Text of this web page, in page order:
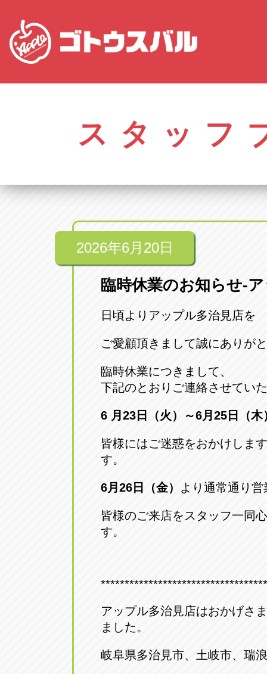
アップル
0561-84-
アップル
0586-28-
アップル
0568-85-
アップル
アップル
アップル
0569-35-
アップル
アップル
愛知県春日井市柏井町4-43-1
アップル春日井中央店
愛知県瀬戸市美濃池町29-1
アップル一宮22号店
愛知県一宮市朝日3-4-12
アップル春日井店
愛知県春日井市八田町2-1-16
アップル名岐バイパス春日店
アップル碧南店
愛知県碧南市立山町4-32-1
アップル常滑店
愛知県常滑市長間37-1
アップル尾張旭店
愛知県尾張旭市印場元町5-2-8
アップル岩倉店
スタッフ
2026年6月20日
臨時休業のお知らせ-
日頃よりアップル多治見店を
ご愛顧頂きまして誠にありが
臨時休業につきまして、
下記のとおりご連絡させてい
6 月23日（火）～6月25日（木
皆様にはご迷惑をおかけしま
す。
6月26日（金） より通常通り
皆様のご来店をスタッフ一同
す。
アップル多治見店はおかげさ
ました。
岐阜県多治見市、土岐市、瑞